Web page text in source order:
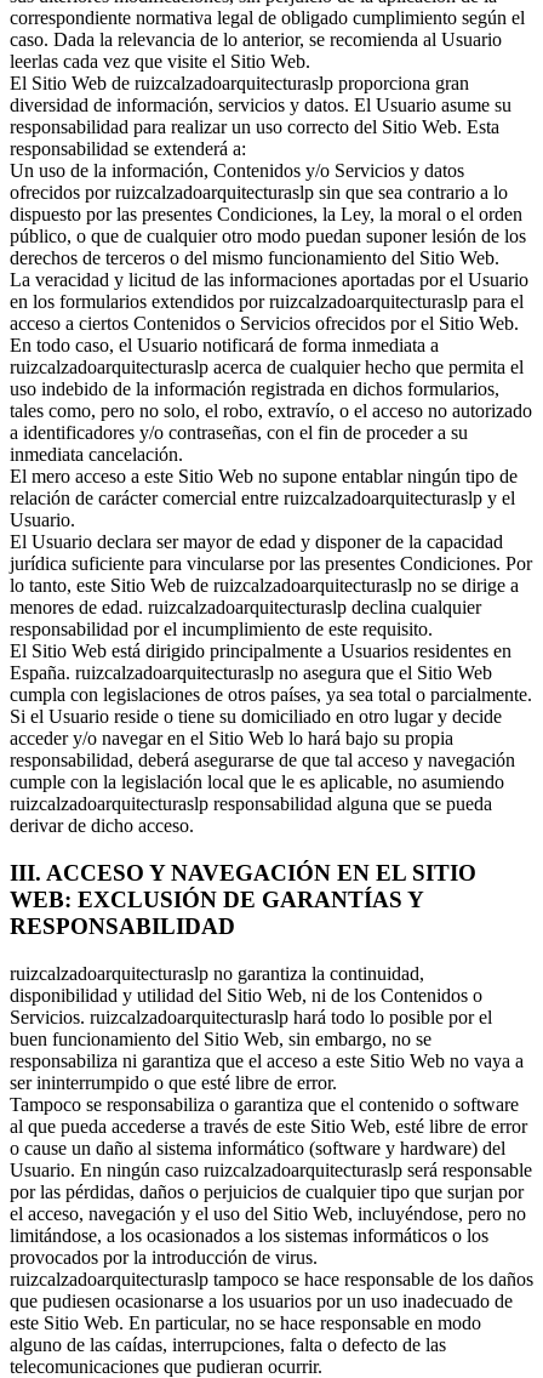
correspondiente normativa legal de obligado cumplimiento según el
caso. Dada la relevancia de lo anterior, se recomienda al Usuario
leerlas cada vez que visite el Sitio Web.
El Sitio Web de ruizcalzadoarquitecturaslp proporciona gran
diversidad de información, servicios y datos. El Usuario asume su
responsabilidad para realizar un uso correcto del Sitio Web. Esta
responsabilidad se extenderá a:
Un uso de la información, Contenidos y/o Servicios y datos
ofrecidos por ruizcalzadoarquitecturaslp sin que sea contrario a lo
dispuesto por las presentes Condiciones, la Ley, la moral o el orden
público, o que de cualquier otro modo puedan suponer lesión de los
derechos de terceros o del mismo funcionamiento del Sitio Web.
La veracidad y licitud de las informaciones aportadas por el Usuario
en los formularios extendidos por ruizcalzadoarquitecturaslp para el
acceso a ciertos Contenidos o Servicios ofrecidos por el Sitio Web.
En todo caso, el Usuario notificará de forma inmediata a
ruizcalzadoarquitecturaslp acerca de cualquier hecho que permita el
uso indebido de la información registrada en dichos formularios,
tales como, pero no solo, el robo, extravío, o el acceso no autorizado
a identificadores y/o contraseñas, con el fin de proceder a su
inmediata cancelación.
El mero acceso a este Sitio Web no supone entablar ningún tipo de
relación de carácter comercial entre ruizcalzadoarquitecturaslp y el
Usuario.
El Usuario declara ser mayor de edad y disponer de la capacidad
jurídica suficiente para vincularse por las presentes Condiciones. Por
lo tanto, este Sitio Web de ruizcalzadoarquitecturaslp no se dirige a
menores de edad. ruizcalzadoarquitecturaslp declina cualquier
responsabilidad por el incumplimiento de este requisito.
El Sitio Web está dirigido principalmente a Usuarios residentes en
España. ruizcalzadoarquitecturaslp no asegura que el Sitio Web
cumpla con legislaciones de otros países, ya sea total o parcialmente.
Si el Usuario reside o tiene su domiciliado en otro lugar y decide
acceder y/o navegar en el Sitio Web lo hará bajo su propia
responsabilidad, deberá asegurarse de que tal acceso y navegación
cumple con la legislación local que le es aplicable, no asumiendo
ruizcalzadoarquitecturaslp responsabilidad alguna que se pueda
derivar de dicho acceso.
III. ACCESO Y NAVEGACIÓN EN EL SITIO
WEB: EXCLUSIÓN DE GARANTÍAS Y
RESPONSABILIDAD
ruizcalzadoarquitecturaslp no garantiza la continuidad,
disponibilidad y utilidad del Sitio Web, ni de los Contenidos o
Servicios. ruizcalzadoarquitecturaslp hará todo lo posible por el
buen funcionamiento del Sitio Web, sin embargo, no se
responsabiliza ni garantiza que el acceso a este Sitio Web no vaya a
ser ininterrumpido o que esté libre de error.
Tampoco se responsabiliza o garantiza que el contenido o software
al que pueda accederse a través de este Sitio Web, esté libre de error
o cause un daño al sistema informático (software y hardware) del
Usuario. En ningún caso ruizcalzadoarquitecturaslp será responsable
por las pérdidas, daños o perjuicios de cualquier tipo que surjan por
el acceso, navegación y el uso del Sitio Web, incluyéndose, pero no
limitándose, a los ocasionados a los sistemas informáticos o los
provocados por la introducción de virus.
ruizcalzadoarquitecturaslp tampoco se hace responsable de los daños
que pudiesen ocasionarse a los usuarios por un uso inadecuado de
este Sitio Web. En particular, no se hace responsable en modo
alguno de las caídas, interrupciones, falta o defecto de las
telecomunicaciones que pudieran ocurrir.